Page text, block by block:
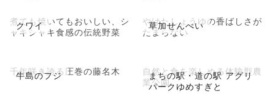
クワイ
煮ても焼いてもおいしい、シ
ャキシャキ食感の伝統野菜
草加せんべい
やけたしょうゆの香ばしさが
たまらない
牛島のフジ
千年咲き誇る圧巻の藤名木
まちの駅・道の駅 アグリ
パークゆめすぎと
自然と食を楽しめる体験型農
業公園